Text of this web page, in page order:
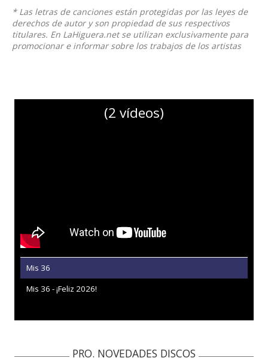
* Las letras de canciones están protegidas por las leyes de
derechos de autor y son propiedad de sus respectivos
titulares. En LaHiguera.net se utilizan exclusivamente para
promocionar e informar sobre los trabajos de los artistas
(2 vídeos)
Mis 36
Mis 36 - ¡Feliz 2026!
PRO. NOVEDADES DISCOS